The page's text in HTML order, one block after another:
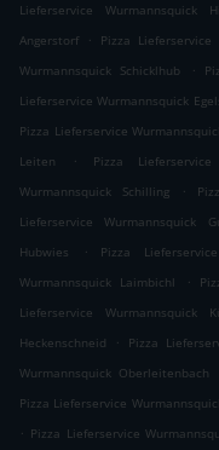
Lieferservice Wurmannsquick
Angerstorf
. Pizza Lieferservice
Wurmannsquick Schicklhub
.
Lieferservice Wurmannsquick
Pizza Lieferservice
Leiten
. Pizza
Wurmannsquick Schilling
.
Lieferservice Wurmannsquick
Hubwies
. Pizza
Wurmannsquick Laimbichl
.
Lieferservice Wurmannsquick
Heckenschneid
. Pizza
Wurmannsquick Oberleitenbach
Pizza Lieferservice
. Pizza Lieferservice